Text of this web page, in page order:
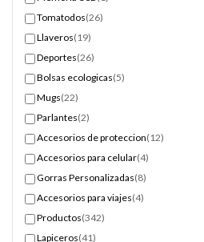
Tomatodos(26)
Llaveros(19)
Deportes(26)
Bolsas ecologicas(5)
Mugs(22)
Parlantes(2)
Accesorios de proteccion(12)
Accesorios para celular(4)
Gorras Personalizadas(8)
Accesorios para viajes(4)
Productos(342)
Lapiceros(41)